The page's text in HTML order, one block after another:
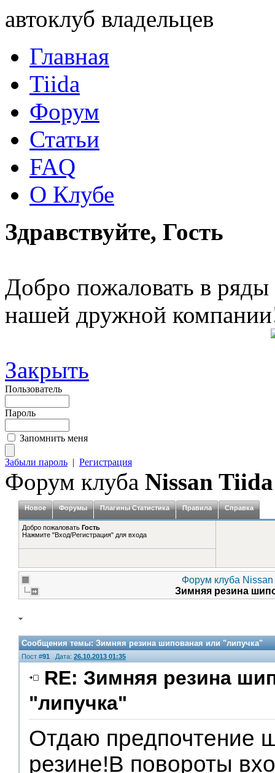
автоклуб владельцев
Главная
Tiida
Форум
Статьи
FAQ
О Клубе
Здравствуйте, Гость
Добро пожаловать в ряды
нашей дружной
Закрыть
Пользователь
Пароль
Запомнить меня
Забыли пароль | Регистрация
Форум клуба Nissan Tiida
Новое Форумы Плагины Статистика Правила Справка
Добро пожаловать Гость
Нажмите "Вход/Регистрация" для входа
Форум клуба
Зимняя резина
Сообщения темы:Зимняя резина шипованая или "липучка"
Пост #91 Дата: 26.10.2013 01:35
RE: Зимняя резина
"липучка"
Отдаю предпочтение
резине!В повороты